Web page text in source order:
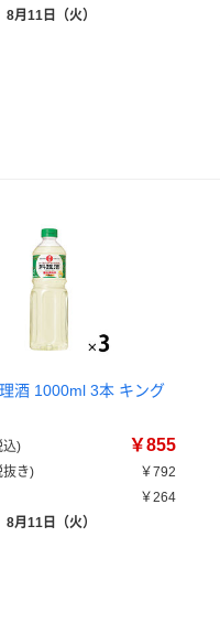
8月11日（火）
酒 1000ml 3本 キング
込) ￥855
抜き)
￥792
￥264
8月11日（火）